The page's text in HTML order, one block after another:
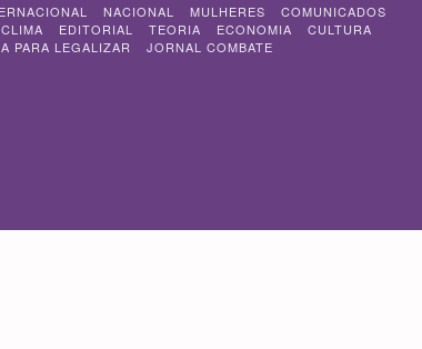
NACIONAL MULHERES
COMUNICADOS
CLIMA EDITORIAL TEORIA ECONOMIA
CULTURA
PARA LEGALIZAR JORNAL COMBATE